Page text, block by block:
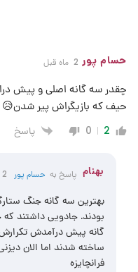
حسام پور 2 ماه قبل
چقدر سه گانه اصلی و پیش
حیف که بازیگراش پیر شدن😥
2
0 پاسخ
بهنام پاسخ به حسام پور 2 ماه قبل
بهترین سه گانه جنگ
بودند. جادویی داشتند
گانه پیش درآمدش
ساخته شدند اما الان
فرانچایزه